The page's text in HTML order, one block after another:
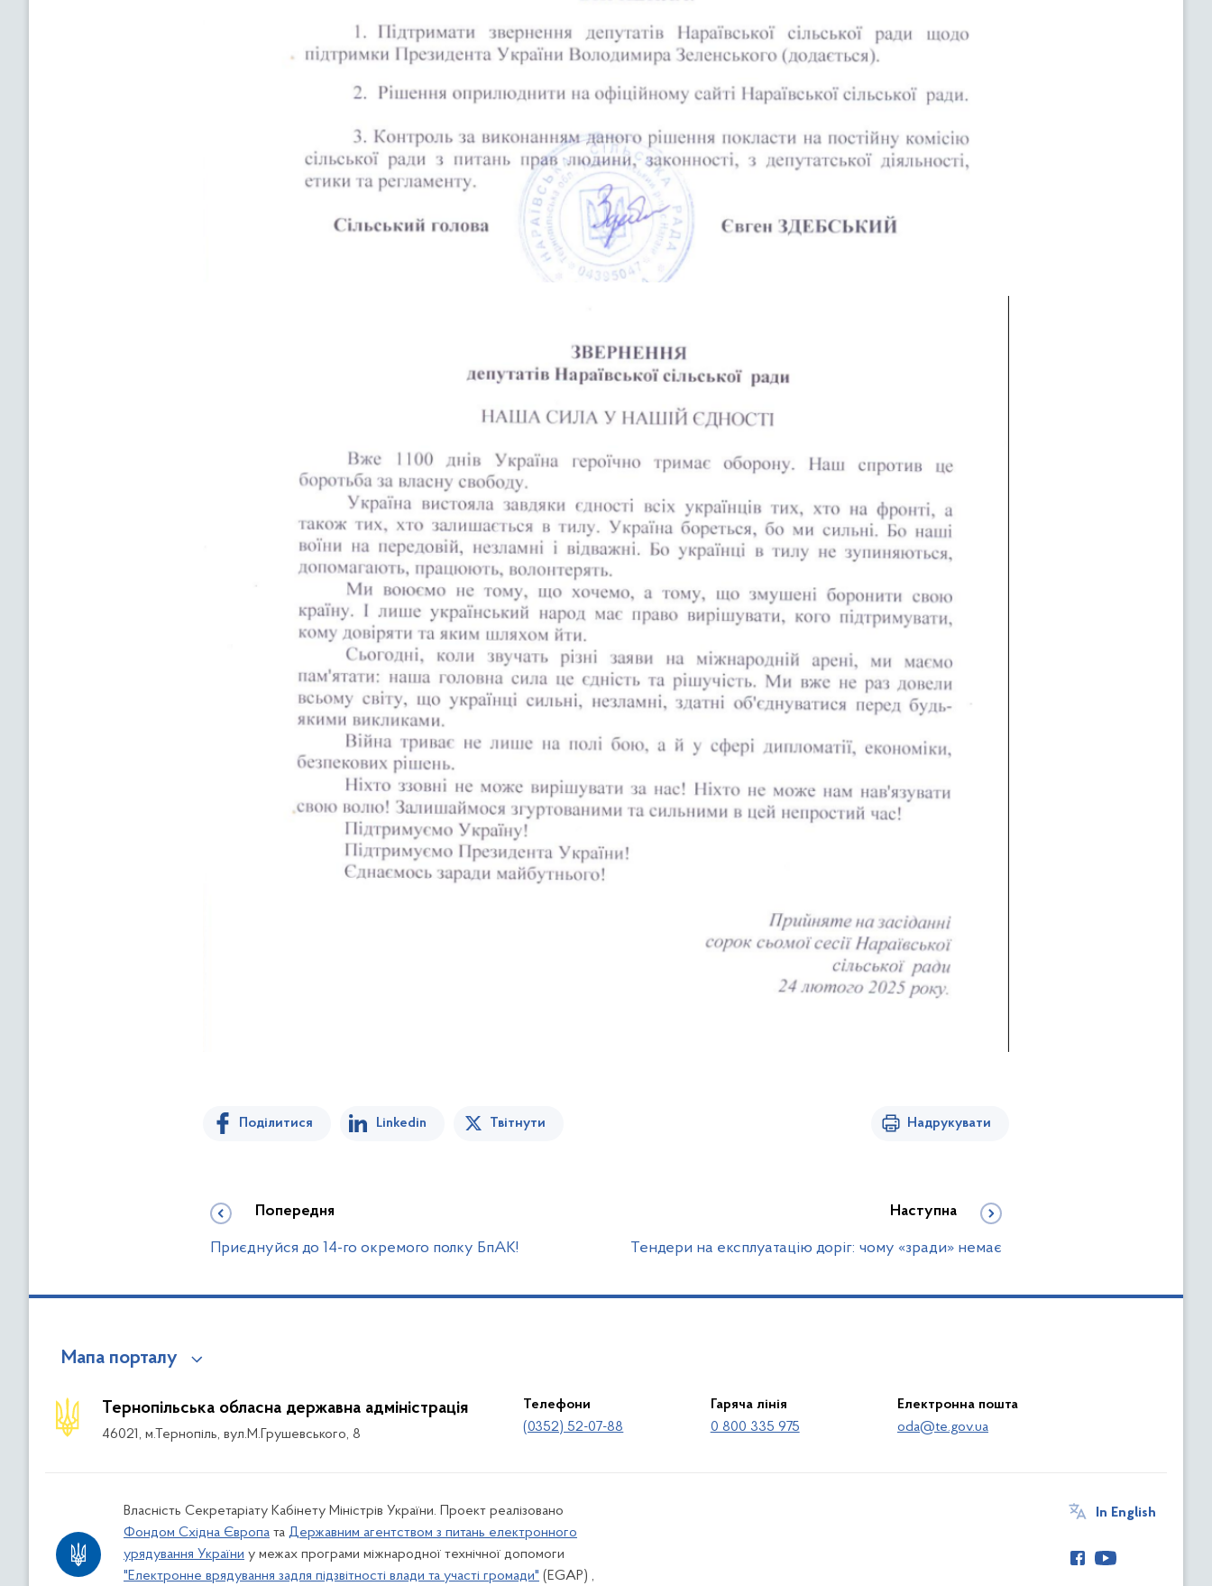
Поділитися Linkedin Твітнути Надрукувати
Попередня
Приєднуйся до 14-го окремого полку БпАК!
Наступна
Тендери на експлуатацію доріг: чому «зради» немає
Мапа порталу
Тернопільська обласна державна адміністрація
46021, м.Тернопіль, вул.М.Грушевського, 8
Телефони
(0352) 52-07-88
Гаряча лінія
0 800 335 975
Електронна пошта
oda@te.gov.ua
Власність Секретаріату Кабінету Міністрів України. Проект реалізовано
Фондом Східна Європа та Державним агентством з питань електронного
урядування України у межах програми міжнародної технічної допомоги
"Електронне врядування задля підзвітності влади та участі громади" (EGAP) ,
In English